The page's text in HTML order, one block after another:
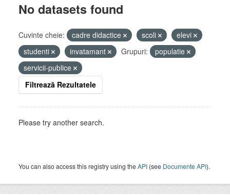
No datasets found
Cuvinte cheie: cadre didactice scoli
elevi
studenti
invatamant Grupuri:
populatie
servicii-publice
Filtrează Rezultatele
Please try another search.
You can also access this registry using theAPI (see Documente API).